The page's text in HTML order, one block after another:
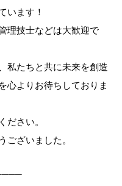
います！
理技士などは大歓迎で
私たちと共に未来を創造
心よりお待ちしておりま
ださい。
ざいました。